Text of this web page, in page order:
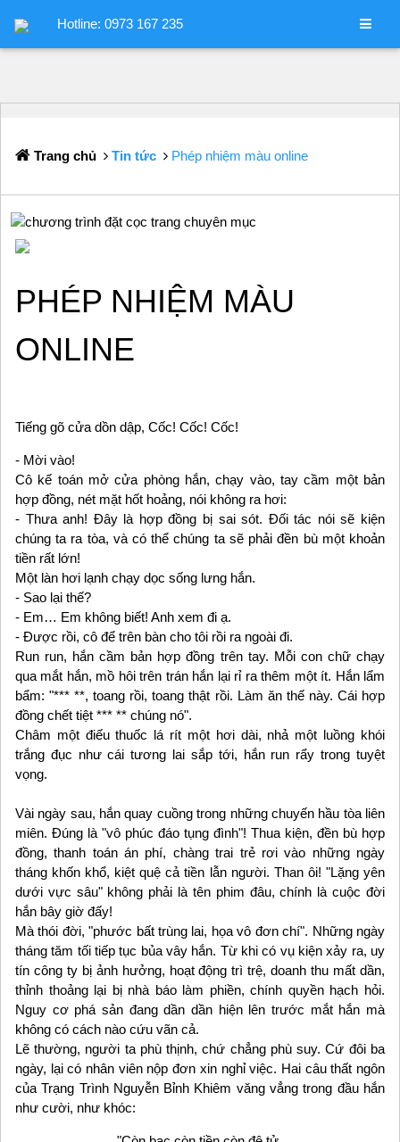
Hotline: 0973 167 235
Trang chủ Tin tức Phép nhiệm màu online
PHÉP NHIỆM MÀU
ONLINE
Tiếng gõ cửa dồn dập, Cốc! Cốc! Cốc!
- Mời vào!
Cô kế toán mở cửa phòng hắn, chạy vào, tay cầm một bản
hợp đồng, nét mặt hốt hoảng, nói không ra hơi:
- Thưa anh! Đây là hợp đồng bị sai sót. Đối tác nói sẽ kiện
chúng ta ra tòa, và có thể chúng ta sẽ phải đền bù một khoản
tiền rất lớn!
Một làn hơi lạnh chạy dọc sống lưng hắn.
- Sao lại thế?
- Em… Em không biết! Anh xem đi ạ.
- Được rồi, cô để trên bàn cho tôi rồi ra ngoài đi.
Run run, hắn cầm bản hợp đồng trên tay. Mỗi con chữ chạy
qua mắt hắn, mồ hôi trên trán hắn lại rỉ ra thêm một ít. Hắn lẩm
bẩm: "*** **, toang rồi, toang thật rồi. Làm ăn thế này. Cái hợp
đồng chết tiệt *** ** chúng nó".
Châm một điếu thuốc lá rít một hơi dài, nhả một luồng khói
trắng đục như cái tương lai sắp tới, hắn run rẩy trong tuyệt
vọng.
Vài ngày sau, hắn quay cuồng trong những chuyến hầu tòa liên
miên. Đúng là "vô phúc đáo tụng đình"! Thua kiện, đền bù hợp
đồng, thanh toán án phí, chàng trai trẻ rơi vào những ngày
tháng khốn khổ, kiệt quệ cả tiền lẫn người. Than ôi! "Lặng yên
dưới vực sâu" không phải là tên phim đâu, chính là cuộc đời
hắn bây giờ đấy!
Mà thói đời, "phước bất trùng lai, họa vô đơn chí". Những ngày
tháng tăm tối tiếp tục bủa vây hắn. Từ khi có vụ kiện xảy ra, uy
tín công ty bị ảnh hưởng, hoạt động trì trệ, doanh thu mất dần,
thỉnh thoảng lại bị nhà báo làm phiền, chính quyền hạch hỏi.
Nguy cơ phá sản đang dần dần hiện lên trước mắt hắn mà
không có cách nào cứu vãn cả.
Lẽ thường, người ta phù thịnh, chứ chẳng phù suy. Cứ đôi ba
ngày, lại có nhân viên nộp đơn xin nghỉ việc. Hai câu thất ngôn
của Trạng Trình Nguyễn Bỉnh Khiêm văng vẳng trong đầu hắn
như cười, như khóc: